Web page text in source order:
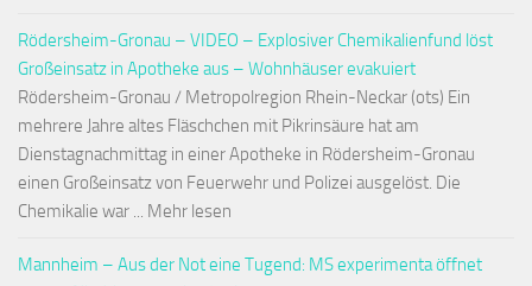
Rödersheim-Gronau – VIDEO – Explosiver Chemikalienfund löst
Großeinsatz in Apotheke aus – Wohnhäuser evakuiert
Rödersheim-Gronau / Metropolregion Rhein-Neckar (ots) Ein
mehrere Jahre altes Fläschchen mit Pikrinsäure hat am
Dienstagnachmittag in einer Apotheke in Rödersheim-Gronau
einen Großeinsatz von Feuerwehr und Polizei ausgelöst. Die
Chemikalie war ... Mehr lesen
Mannheim – Aus der Not eine Tugend: MS experimenta öffnet